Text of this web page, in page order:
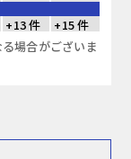
+13 件
+15 件
場合がございま